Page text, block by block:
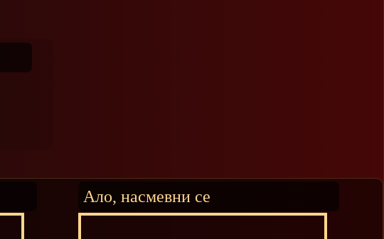
Ало, насмевни се